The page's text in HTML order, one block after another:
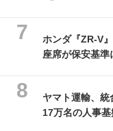
ホンダ『ZR-V
座席が保安基準
ヤマト運輸、
17万名の人事